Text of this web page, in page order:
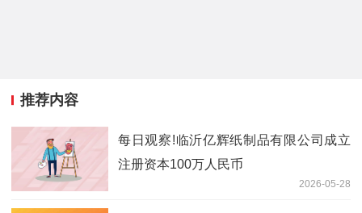
推荐内容
每日观察!临沂亿辉纸制品有限公司成立
注册资本100万人民币
2026-05-28